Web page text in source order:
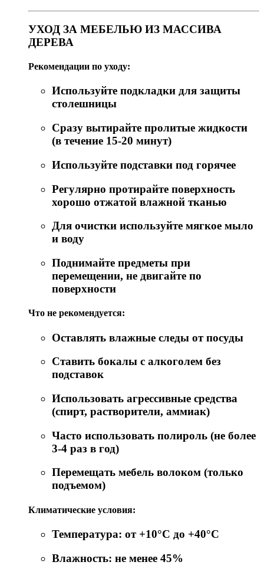
УХОД ЗА МЕБЕЛЬЮ ИЗ МАССИВА
ДЕРЕВА
Рекомендации по уходу:
Используйте подкладки для защиты
столешницы
Сразу вытирайте пролитые жидкости
(в течение 15-20 минут)
Используйте подставки под горячее
Регулярно протирайте поверхность
хорошо отжатой влажной тканью
Для очистки используйте мягкое мыло
и воду
Поднимайте предметы при
перемещении, не двигайте по
поверхности
Что не рекомендуется:
Оставлять влажные следы от посуды
Ставить бокалы с алкоголем без
подставок
Использовать агрессивные средства
(спирт, растворители, аммиак)
Часто использовать полироль (не более
3-4 раз в год)
Перемещать мебель волоком (только
подъемом)
Климатические условия:
Температура: от +10°C до +40°C
Влажность: не менее 45%